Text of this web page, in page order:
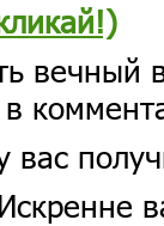
вечный
вас
Искренне